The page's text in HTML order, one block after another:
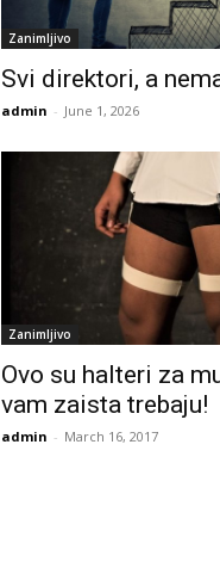
Zanimljivo
Svi direktori, a
admin - June 1, 2026
Zanimljivo
Ovo su halteri za
vam zaista trebaju!
admin - March 16, 2017